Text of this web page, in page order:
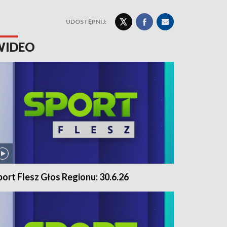
UDOSTĘPNIJ:
Flesz Głos Regionu: 30.6.26